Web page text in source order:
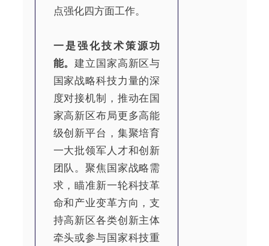
点强化四方面工作。
一是强化技术策源功
能。建立国家高新区与
国家战略科技力量的深
度对接机制，推动在国
家高新区布局更多高能
级创新平台，集聚培育
一大批领军人才和创新
团队。聚焦国家战略需
求，瞄准新一轮科技革
命和产业变革方向，支
持高新区各类创新主体
牵头或参与国家科技重